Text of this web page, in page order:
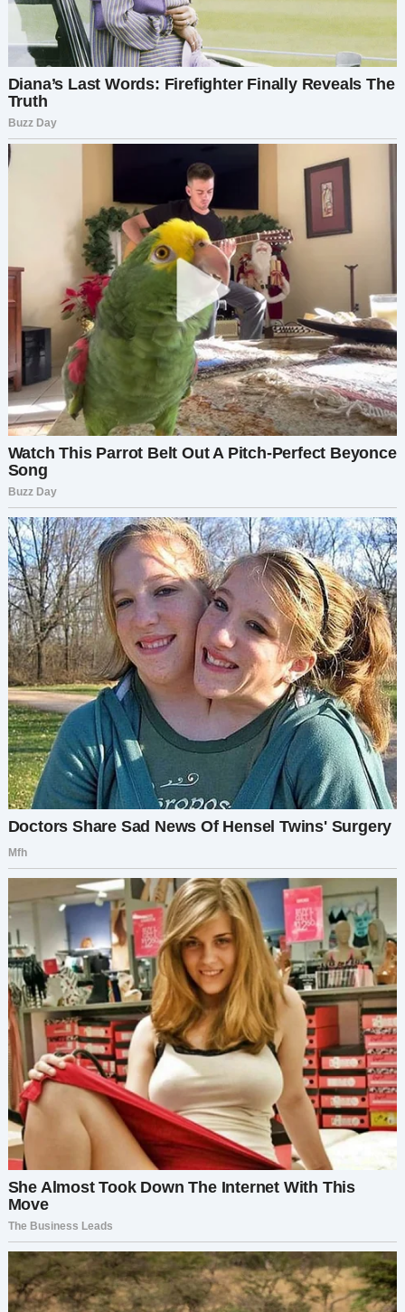
И ещё кое-что. У меня есть внук. У Ильи был сын
от партнёра. Я никогда его не видел.
Его зовут
городе.
Я хочу всё исправить, хоть и не успел сделать
Я оставил для него письмо и небольшое
наследство.
Я прошу тебя найти его. Если сможешь. Скажи
ему, что его дед не всегда был добрым
человеком, но он пытался измениться.
Спасибо, что видела во мне человека. Что
подарила старому мужчине чувство, будто он
снова жив.
—Артур Бенедиктов
Я сидела с письмом в руках и слезами на щеках.
Не знаю, сколько я провела в том саду. Может,
несколько часов. Я перечитывала письмо
снова и снова. Сначала я даже не думала, что
смогу. Ну как мне найти человека, которого я
никогда не встречала? Но в словах Артура
было что-то, что не отпускало.
«Скажи ему, что его дед не всегда был добрым
человеком, но он пытался измениться.»
Эта строчка пронзила меня. Ведь разве мы все
что мы хотя бы старались всё исправить?
Я начала искать.
Это было непросто. У меня почти не было
информации — только имяМатвейи то, что он
живёт «в городе». Я начала с соцсетей.
Матвеев оказалось много. Я написала
нескольким, в основном неловкие сообщения
вроде:
«Здравствуйте, извините за странный вопрос…
Вашего отца случайно не звали Илья
Бенедиктов?»
Большинство проигнорировали. Один даже
выругался. Но через пару недель пришёл ответ:
«Да. А что?»